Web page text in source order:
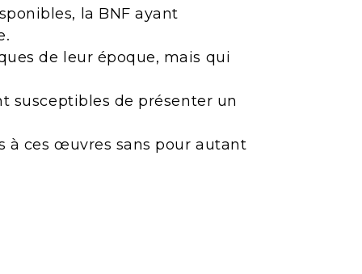
la BNF ayant
de leur époque, mais qui
susceptibles de présenter un
à ces œuvres sans pour autant